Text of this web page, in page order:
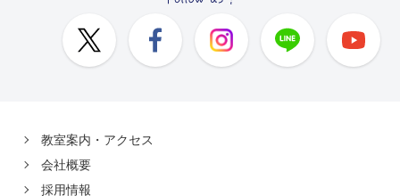
教室案内・アクセス
会社概要
採用情報